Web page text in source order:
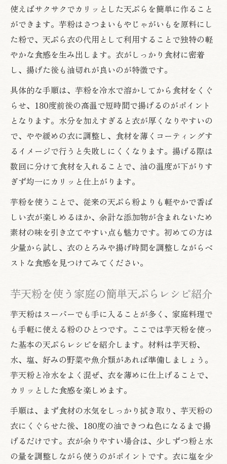
使えばサクサクでカリッとした天ぷらを簡単に作ること
ができます。芋粉はさつまいもやじゃがいもを原料にし
た粉で、天ぷら衣の代用として利用することで独特の軽
やかな食感を生み出します。衣がしっかり食材に密着
し、揚げた後も油切れが良いのが特徴です。
具体的な手順は、芋粉を冷水で溶かしてから食材をくぐ
らせ、180度前後の高温で短時間で揚げるのがポイント
となります。水分を加えすぎると衣が厚くなりやすいの
で、やや緩めの衣に調整し、食材を薄くコーティングす
るイメージで行うと失敗しにくくなります。揚げる際は
数回に分けて食材を入れることで、油の温度が下がりす
ぎず均一にカリッと仕上がります。
芋粉を使うことで、従来の天ぷら粉よりも軽やかで香ば
しい衣が楽しめるほか、余計な添加物が含まれないため
素材の味を引き立てやすい点も魅力です。初めての方は
少量から試し、衣のとろみや揚げ時間を調整しながらベ
ストな食感を見つけてみてください。
芋天粉を使う家庭の簡単天ぷらレシピ紹介
芋天粉はスーパーでも手に入ることが多く、家庭料理で
も手軽に使える粉のひとつです。ここでは芋天粉を使っ
た基本の天ぷらレシピを紹介します。材料は芋天粉、
水、塩、好みの野菜や魚介類があれば準備しましょう。
芋天粉と冷水をよく混ぜ、衣を薄めに仕上げることで、
カリッとした食感を楽しめます。
手順は、まず食材の水気をしっかり拭き取り、芋天粉の
衣にくぐらせた後、180度の油できつね色になるまで揚
げるだけです。衣が余りやすい場合は、少しずつ粉と水
の量を調整しながら使うのがポイントです。衣に塩を少